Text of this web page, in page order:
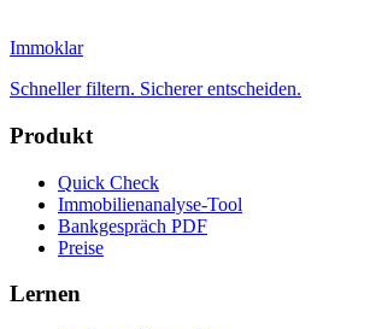
Immoklar
Schneller filtern. Sicherer entscheiden.
Produkt
Quick Check
Immobilienanalyse-Tool
Bankgespräch PDF
Preise
Lernen